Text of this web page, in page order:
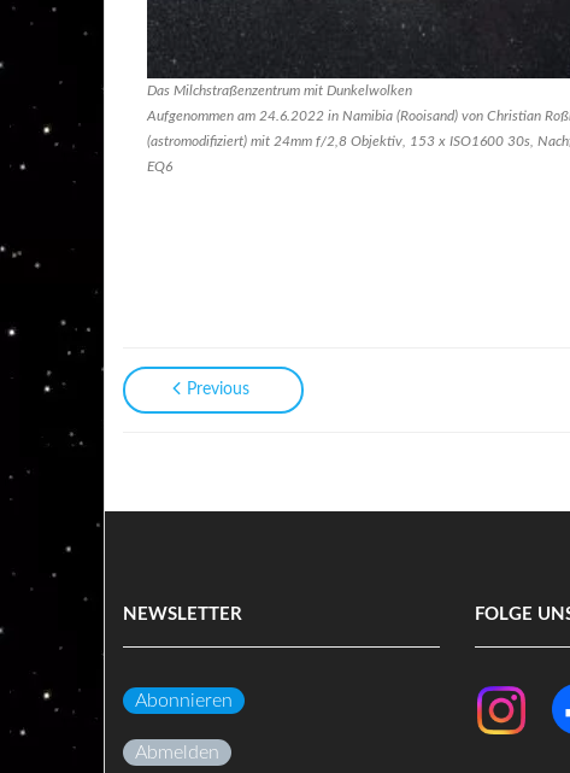
Das Milchstraßenzentrum mit Dunkelwolken
Aufgenommen am 24.6.2022 in Namibia (Rooisand) von Christian
(astromodifiziert) mit 24mm f/2,8 Objektiv, 153 x ISO1600 30s,
EQ6
Previous
NEWSLETTER
Abonnieren
Abmelden
FOLGE